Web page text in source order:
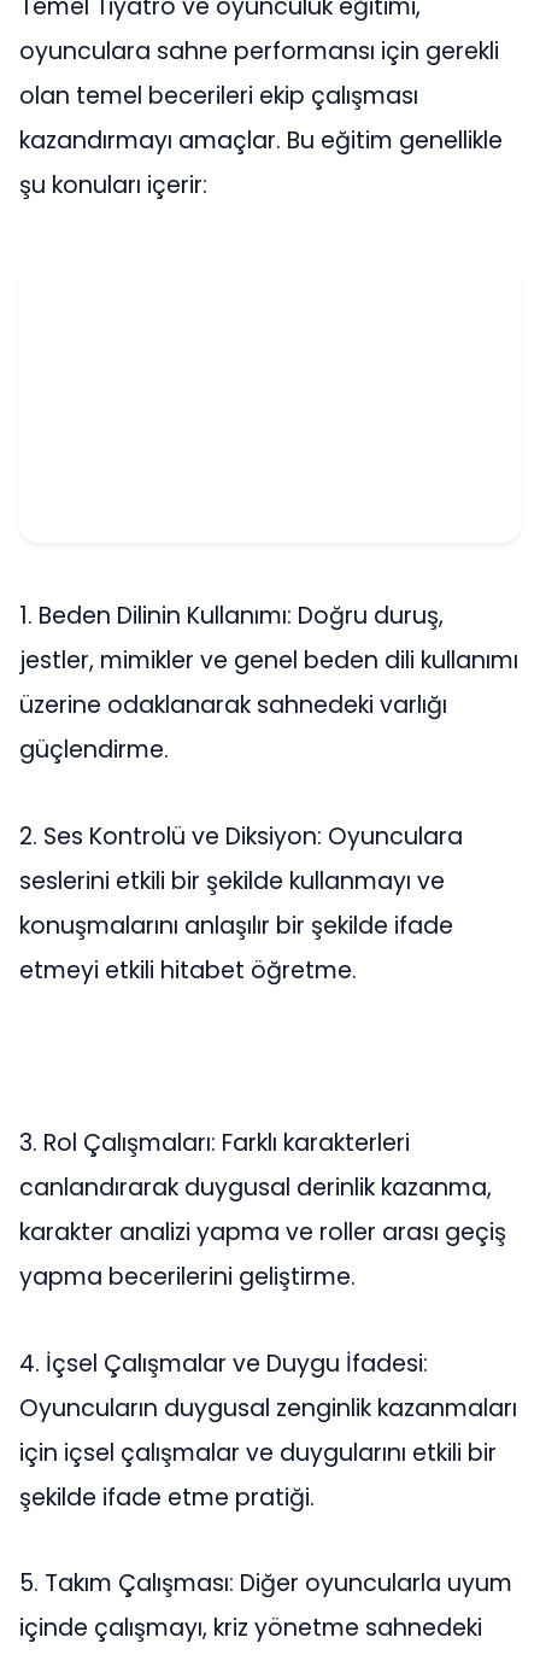
oyunculara sahne performansı için gerekli
olan temel becerileri ekip çalışması
kazandırmayı amaçlar. Bu eğitim genellikle
şu konuları içerir:
1. Beden Dilinin Kullanımı: Doğru duruş,
jestler, mimikler ve genel beden dili kullanımı
üzerine odaklanarak sahnedeki varlığı
güçlendirme.
2. Ses Kontrolü ve Diksiyon: Oyunculara
seslerini etkili bir şekilde kullanmayı ve
konuşmalarını anlaşılır bir şekilde ifade
etmeyi etkili hitabet öğretme.
3. Rol Çalışmaları: Farklı karakterleri
canlandırarak duygusal derinlik kazanma,
karakter analizi yapma ve roller arası geçiş
yapma becerilerini geliştirme.
4. İçsel Çalışmalar ve Duygu İfadesi:
Oyuncuların duygusal zenginlik kazanmaları
için içsel çalışmalar ve duygularını etkili bir
şekilde ifade etme pratiği.
5. Takım Çalışması: Diğer oyuncularla uyum
içinde çalışmayı, kriz yönetme sahnedeki